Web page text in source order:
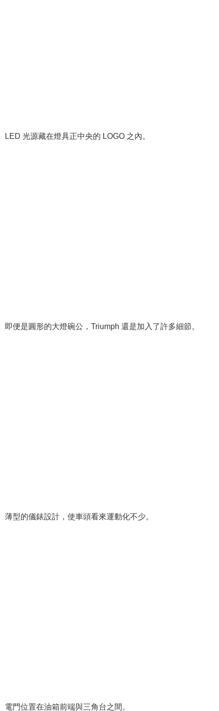
LED 光源藏在燈具正中央的 LOGO 之內。
即便是圓形的大燈碗公，Triumph 還是加入了許多細節。
薄型的儀錶設計，使車頭看來運動化不少。
電門位置在油箱前端與三角台之間。